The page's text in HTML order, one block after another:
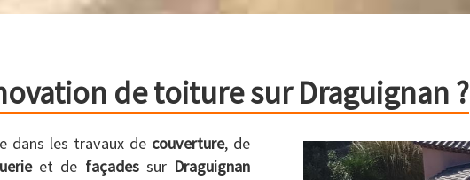
de toiture sur Draguignan ?
dans les travaux de couverture, de
et de façadessur Draguignan